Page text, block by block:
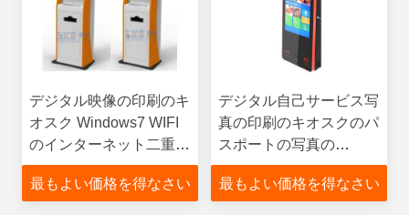
デジタル映像の印刷のキ
オスク Windows7 WIFI
のインターネット二重ス
クリーン情報
最もよい価格を得なさい
デジタル自己サービス写
真の印刷のキオスクのパ
スポートの写真の
Wireles のインターネッ
ト情報のアクセス
最もよい価格を得なさい